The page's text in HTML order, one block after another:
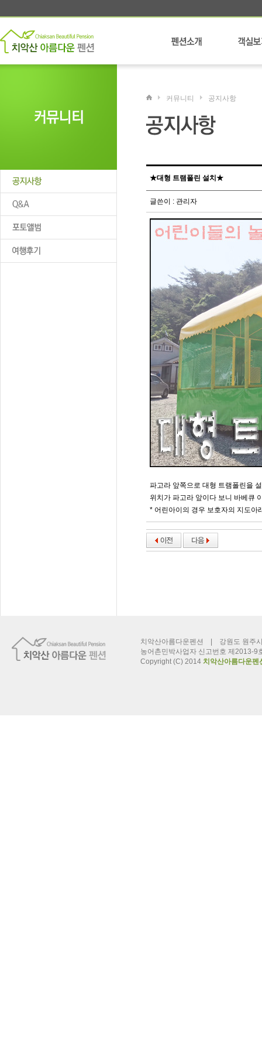
커뮤니티 공지사항
★대형 트램폴린 설치★
글쓴이 : 관리자
파고라 앞쪽으로 대형 트램폴린을
위치가 파고라 앞이다 보니 바베큐
* 어린아이의 경우 보호자의 지도아
치악산아름다운펜션 | 강원도 원주
농어촌민박사업자 신고번호 제
Copyright (C) 2014 치악산아름다운펜